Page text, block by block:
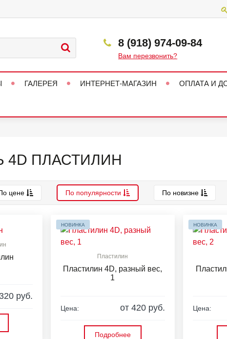
8 (918) 974-09-84
Вам перезвонить?
ГАЛЕРЕЯ ИНТЕРНЕТ-МАГАЗИН ОПЛАТА И
4D ПЛАСТИЛИН
цене По популярности По новизне
руб.
НОВИНКА
Пластилин
Пластилин 4D, разный вес,
1
Цена: от 420 руб.
Подробнее
НОВИНКА
Цена: